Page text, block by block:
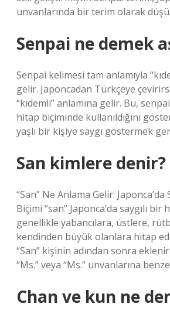
unvanlarında bir terim olarak
Senpai ne demek
Senpai kelimesi tam anlamıyla
gelir. Japoncadan Türkçeye
“kıdemli” anlamına gelir. Bu,
hitap biçiminde kullanıldığını
yaşlı bir kişiye saygı göstermek
San kimlere denir?
“San” Ne Anlama Gelir: Japonca’da
Biçimi “san” Japonca’da saygılı
genellikle yabancılara, üstlere,
kendinden büyük olanlara hitap
“San” kişinin adından sonra
“Ms.” veya “Ms.” unvanlarına
Chan ve kun ne